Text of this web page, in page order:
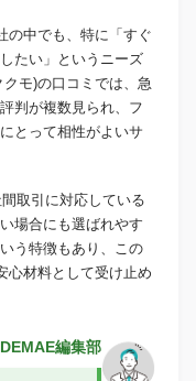
の中でも、特に「すぐ
たい」というニーズ
モ)の口コミでは、急
判が複数見られ、フ
とって相性がよいサ
取引に対応している
場合にも選ばれやす
う特徴もあり、この
心材料として受け止め
編集部